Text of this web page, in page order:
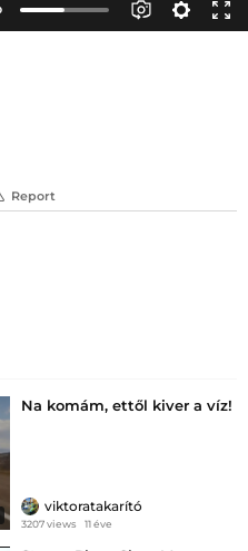
Report
Na komám, ettől kiver a víz!
viktoratakarító
3207 views 11 éve